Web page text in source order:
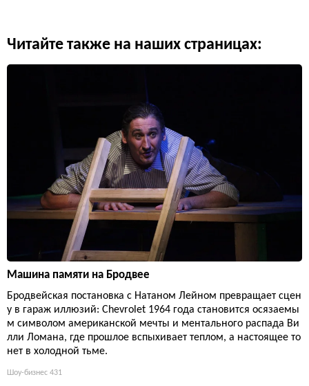
Читайте также на наших страницах:
Машина памяти на Бродвее
Бродвейская постановка с Натаном Лейном превращает сцен
у в гараж иллюзий: Chevrolet 1964 года становится осязаемы
м символом американской мечты и ментального распада Ви
лли Ломана, где прошлое вспыхивает теплом, а настоящее то
нет в холодной тьме.
Шоу-бизнес 431